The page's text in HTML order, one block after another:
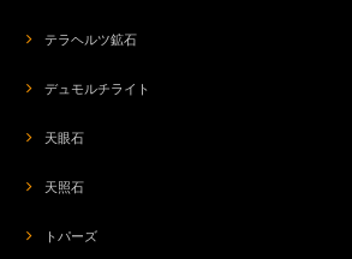
テラヘルツ鉱石
デュモルチライト
天眼石
天照石
トパーズ